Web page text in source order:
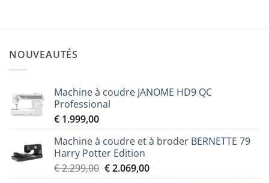
NOUVEAUTÉS
Machine à coudre JANOME HD9 QC
Professional
€ 1.999,00
Machine à coudre et à broder BERNETTE 79
Harry Potter Edition
€2.299,00 Le
€2.069,00Le